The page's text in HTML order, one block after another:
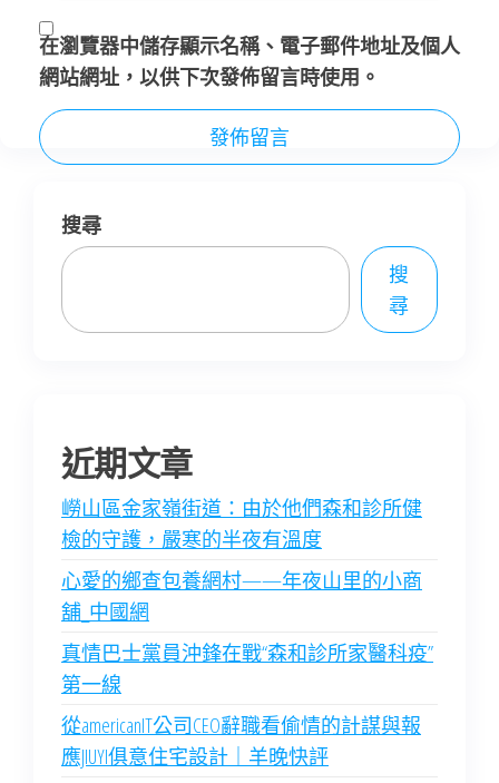
在瀏覽器中儲存顯示名稱、電子郵件地址及個人
網站網址，以供下次發佈留言時使用。
搜尋
搜
尋
近期文章
嶗山區金家嶺街道：由於他們森和診所健
檢的守護，嚴寒的半夜有溫度
心愛的鄉查包養網村——年夜山里的小商
舖_中國網
真情巴士黨員沖鋒在戰“森和診所家醫科疫”
第一線
從americanIT公司CEO辭職看偷情的計謀與報
應JIUYI俱意住宅設計｜羊晚快評